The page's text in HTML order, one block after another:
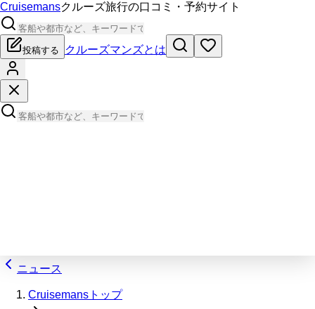
Cruisemansクルーズ旅行の口コミ・予約サイト
投稿する クルーズマンズとは
ニュース
Cruisemansトップ